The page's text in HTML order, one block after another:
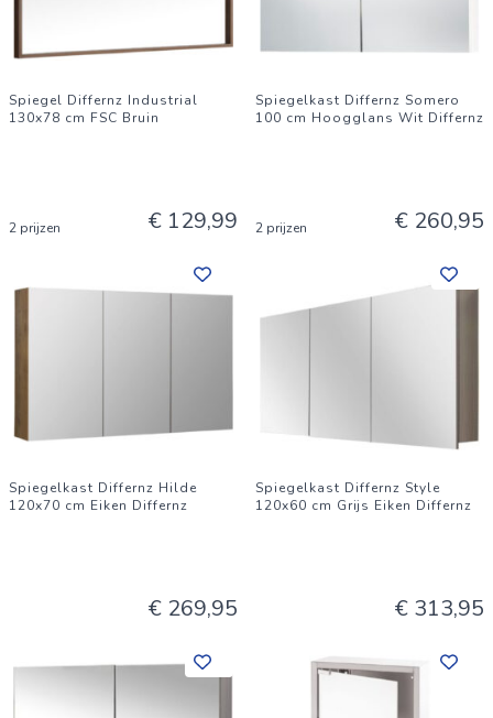
Spiegel Differnz Industrial
130x78 cm FSC Bruin
2 prijzen € 129,99
Spiegelkast Differnz Somero
100 cm Hoogglans Wit Differnz
2 prijzen € 260,95
Spiegelkast Differnz Hilde
120x70 cm Eiken Differnz
€ 269,95
Spiegelkast Differnz Style
120x60 cm Grijs Eiken Differnz
€ 313,95